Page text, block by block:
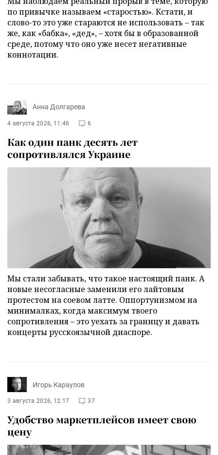
по привычке называем «старостью». Кстати, и
слово-то это уже стараются не использовать – так
же, как «бабка», «дед», – хотя бы в образованной
среде, потому что оно уже несет негативные
коннотации.
Анна Долгарева
4 августа 2026, 11:46 6
Как один панк десять лет
сопротивлялся Украине
Мы стали забывать, что такое настоящий панк. А
новые несогласные заменили его лайтовым
протестом на соевом латте. Оппортунизмом на
минималках, когда максимум твоего
сопротивления – это уехать за границу и давать
концерты русскоязычной диаспоре.
Игорь Караулов
3 августа 2026, 12:17 37
Удобство маркетплейсов имеет свою
цену